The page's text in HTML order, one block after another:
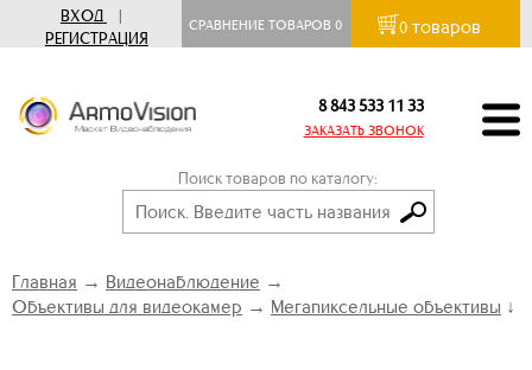
ВХОД
|
РЕГИСТРАЦИЯ
СРАВНЕНИЕ ТОВАРОВ0 0 товаров
8 843 533 11 33
ЗАКАЗАТЬ ЗВОНОК
Поиск товаров по каталогу:
Главная → Видеонаблюдение →
Объективы для видеокамер → Мегапиксельные объективы ↓